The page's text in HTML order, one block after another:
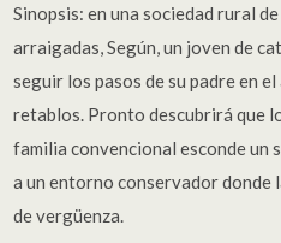
Sinopsis: en una sociedad rural
arraigadas, Según, un joven de
seguir los pasos de su padre en
retablos. Pronto descubrirá que
familia convencional esconde un
a un entorno conservador donde
de vergüenza.